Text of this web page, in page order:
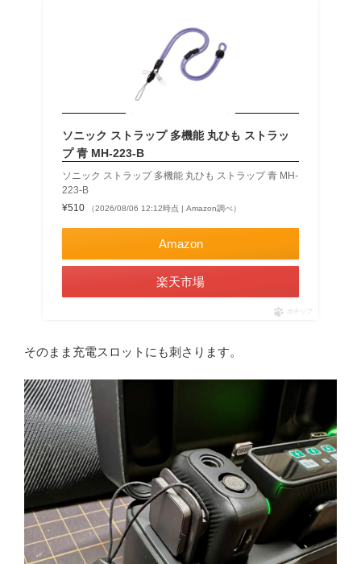
ソニック ストラップ 多機能 丸ひも ストラッ
プ 青 MH-223-B
ソニック ストラップ 多機能 丸ひも ストラップ 青 MH-
223-B
¥510
（2026/08/06 12:12時点 | Amazon調べ）
Amazon
楽天市場
ポチップ
そのまま充電スロットにも刺さります。